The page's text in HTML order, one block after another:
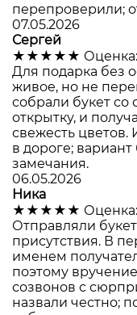
перепроверили;
07.05.2026
Сергей
★★★★★
Для подарка без
живое, но не
собрали букет
открытку, и
свежесть цветов.
в дороге;
замечания.
06.05.2026
Ника
★★★★★
Отправляли
присутствия. В
именем
поэтому
созвонов с
назвали честно;